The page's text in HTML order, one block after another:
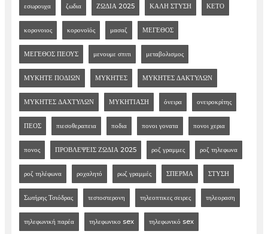
εσωρουχα ζωδια ΖΩΔΙΑ 2025 ΚΑΛΗ ΣΤΥΣΗ ΚΕΤΟ
κορονοιος κορονοϊός μασαζ ΜΕΓΕΘΟΣ
ΜΕΓΕΘΟΣ ΠΕΟΥΣ μενουμε σπιτι μεταβολισμος
ΜΥΚΗΤΕ ΠΟΔΙΩΝ ΜΥΚΗΤΕΣ ΜΥΚΗΤΕΣ ΔΑΚΤΥΛΩΝ
ΜΥΚΗΤΕΣ ΔΑΧΤΥΛΩΝ ΜΥΚΗΤΙΑΣΗ όνειρα ονειροκρίτης
ΠΕΟΣ πιεσοθεραπεια ποδια πονοι γονατα πονοι χερια
πονος ΠΡΟΒΛΕΨΕΙΣ ΖΩΔΙΑ 2025 ροζ γραμμες ροζ τηλεφωνα
ροζ τηλέφωνα ροχαλητό ρωζ γραμμές ΣΠΕΡΜΑ ΣΤΥΣΗ
Σωτήρης Τσιόδρας τεστοστερονη τηλεοπτικες σειρες τηλεοραση
τηλεφωνική παρέα τηλεφωνικο sex τηλεφωνικό sex